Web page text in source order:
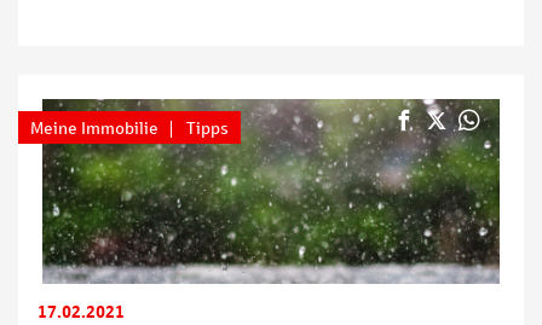
Meine Immobilie Tipps
17.02.2021